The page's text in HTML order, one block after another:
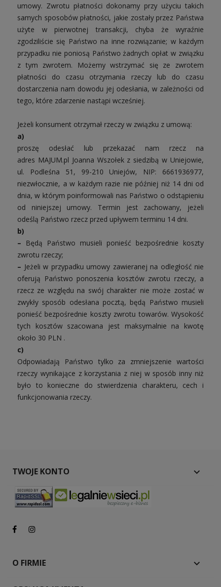
umowy. Zwrotu płatności dokonamy przy użyciu takich
samych sposobów płatności, jakie zostały przez Państwa
użyte w pierwotnej transakcji, chyba że wyraźnie
zgodziliście się Państwo na inne rozwiązanie; w każdym
przypadku nie poniosą Państwo żadnych opłat w związku
z tym zwrotem. Możemy wstrzymać się ze zwrotem
płatności do czasu otrzymania rzeczy lub do czasu
dostarczenia nam dowodu jej odesłania, w zależności od
tego, które zdarzenie nastąpi wcześniej.
Jeżeli konsument otrzymał rzeczy w związku z umową:
a)
proszę odesłać lub przekazać nam rzecz na
adres MAJUM.pl Joanna Wszołek z siedzibą w Uniejowie,
ul. Podleśna 51, 99-210 Uniejów, NIP:
6661936977,
niezwłocznie, a w każdym razie nie później niż 14 dni od
dnia, w którym poinformowali nas Państwo o odstąpieniu
od niniejszej umowy. Termin jest zachowany, jeżeli
odeślą Państwo rzecz przed upływem terminu 14 dni.
b)
–
Będą Państwo musieli ponieść bezpośrednie koszty
zwrotu rzeczy;
– Jeżeli w przypadku umowy zawieranej na odległość nie
oferują Państwo ponoszenia kosztów zwrotu rzeczy, a
rzecz ze względu na swój charakter nie może zostać w
zwykły sposób odesłana pocztą, będą Państwo musieli
ponieść bezpośrednie koszty zwrotu towarów. Wysokość
tych kosztów szacowana jest maksymalnie na kwotę
około 30 PLN .
c)
Odpowiadają Państwo tylko za zmniejszenie wartości
rzeczy wynikające z korzystania z niej w sposób inny niż
było to konieczne do stwierdzenia charakteru, cech i
funkcjonowania rzeczy.
TWOJE KONTO 
O FIRMIE 